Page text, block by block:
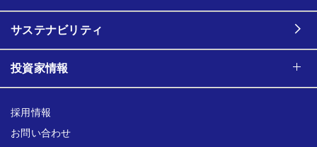
サステナビリティ
投資家情報
採用情報
お問い合わせ